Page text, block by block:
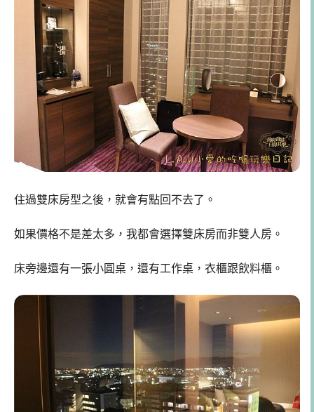
住過雙床房型之後，就會有點回不去了。
如果價格不是差太多，我都會選擇雙床房而非雙人房。
床旁邊還有一張小圓桌，還有工作桌，衣櫃跟飲料櫃。